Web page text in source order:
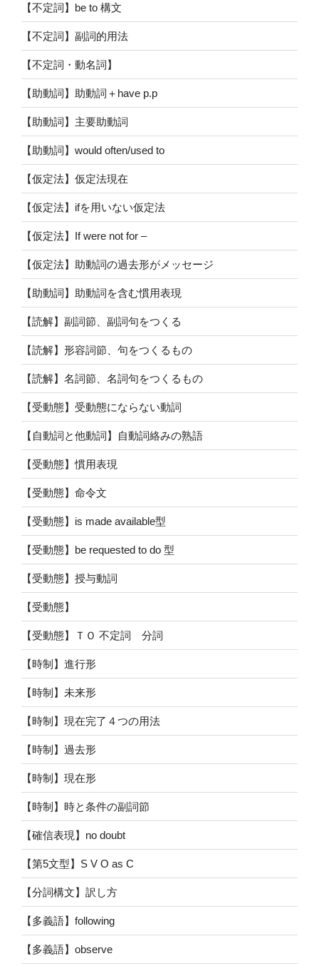
【不定詞】be to 構文
【不定詞】副詞的用法
【不定詞・動名詞】
【助動詞】助動詞＋have p.p
【助動詞】主要助動詞
【助動詞】would often/used to
【仮定法】仮定法現在
【仮定法】ifを用いない仮定法
【仮定法】If were not for –
【仮定法】助動詞の過去形がメッセージ
【助動詞】助動詞を含む慣用表現
【読解】副詞節、副詞句をつくる
【読解】形容詞節、句をつくるもの
【読解】名詞節、名詞句をつくるもの
【受動態】受動態にならない動詞
【自動詞と他動詞】自動詞絡みの熟語
【受動態】慣用表現
【受動態】命令文
【受動態】is made available型
【受動態】be requested to do 型
【受動態】授与動詞
【受動態】
【受動態】ＴＯ 不定詞 分詞
【時制】進行形
【時制】未来形
【時制】現在完了４つの用法
【時制】過去形
【時制】現在形
【時制】時と条件の副詞節
【確信表現】no doubt
【第5文型】S V O as C
【分詞構文】訳し方
【多義語】following
【多義語】observe